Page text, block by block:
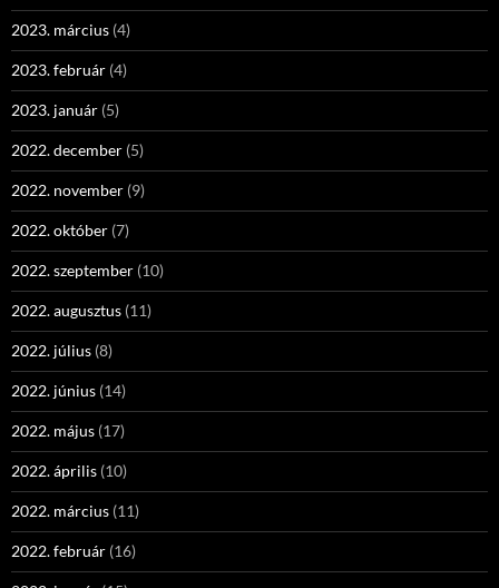
2023. március (4)
2023. február (4)
2023. január (5)
2022. december (5)
2022. november (9)
2022. október (7)
2022. szeptember (10)
2022. augusztus (11)
2022. július (8)
2022. június (14)
2022. május (17)
2022. április (10)
2022. március (11)
2022. február (16)